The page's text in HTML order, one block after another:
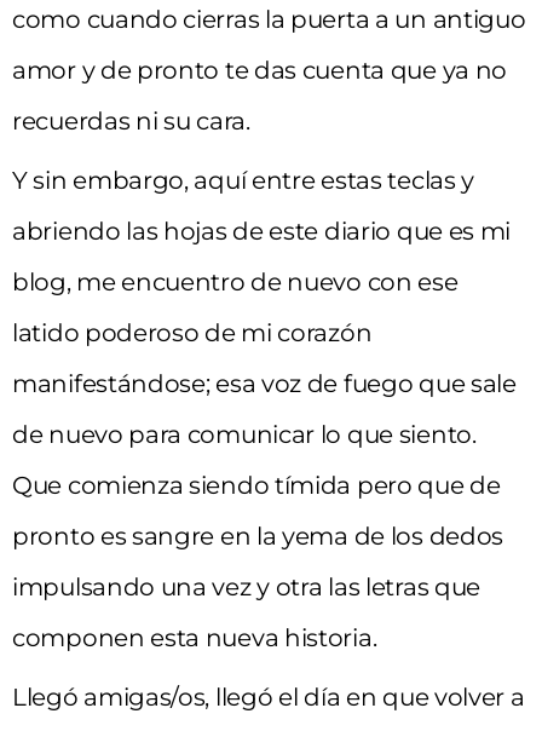
como cuando cierras la puerta a un antiguo
amor y de pronto te das cuenta que ya no
recuerdas ni su cara.
Y sin embargo, aquí entre estas teclas y
abriendo las hojas de este diario que es mi
blog, me encuentro de nuevo con ese
latido poderoso de mi corazón
manifestándose; esa voz de fuego que sale
de nuevo para comunicar lo que siento.
Que comienza siendo tímida pero que de
pronto es sangre en la yema de los dedos
impulsando una vez y otra las letras que
componen esta nueva historia.
Llegó amigas/os, llegó el día en que volver a